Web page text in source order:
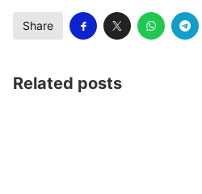
Share
Related posts